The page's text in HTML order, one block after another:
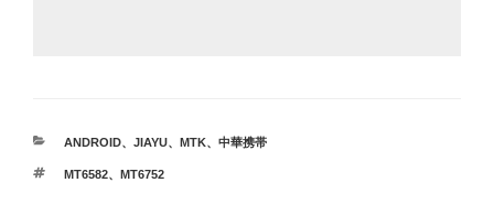
カ
ゴ
ANDROID、 JIAYU、 MTK、 中華携帯
タ
MT6582、 MT6752